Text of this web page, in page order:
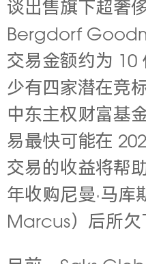
谈出售旗下超奢
Bergdorf
交易金额约为 10
少有四家潜在竞
中东主权财富基
易最快可能在
交易的收益将帮
年收购尼曼·马
Marcus）后所欠